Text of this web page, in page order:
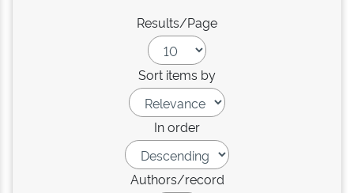
Results/Page
Sort items by
In order
Authors/record